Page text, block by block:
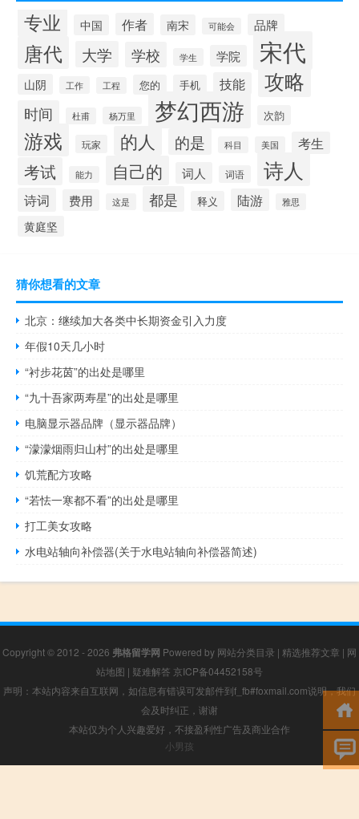
专业 中国 作者 南宋 可能会 品牌
唐代 大学 学校 学生 学院 宋代
山阴 工作 工程 您的 手机 技能 攻略
时间 杜甫 杨万里 梦幻西游 次韵
游戏 玩家 的人 的是 科目 美国 考生
考试 能力 自己的 词人 词语 诗人
诗词 费用 这是 都是 释义 陆游 雅思
黄庭坚
猜你想看的文章
北京：继续加大各类中长期资金引入力度
年假10天几小时
“衬步花茵”的出处是哪里
“九十吾家两寿星”的出处是哪里
电脑显示器品牌（显示器品牌）
“濛濛烟雨归山村”的出处是哪里
饥荒配方攻略
“若怯一寒都不看”的出处是哪里
打工美女攻略
水电站轴向补偿器(关于水电站轴向补偿器简述)
Copyright © 2012 - 2026 弗格留学网 Powered by 网站分类目录 | 精选推荐文章 | 网
站地图 | 疑难解答 京ICP备04452158号
声明：本站内容来自互联网，如信息有错误可发邮件到f_fb#foxmail.com说明，我们
会及时纠正，谢谢
本站仅为个人兴趣爱好，不接盈利性广告及商业合作
小男孩